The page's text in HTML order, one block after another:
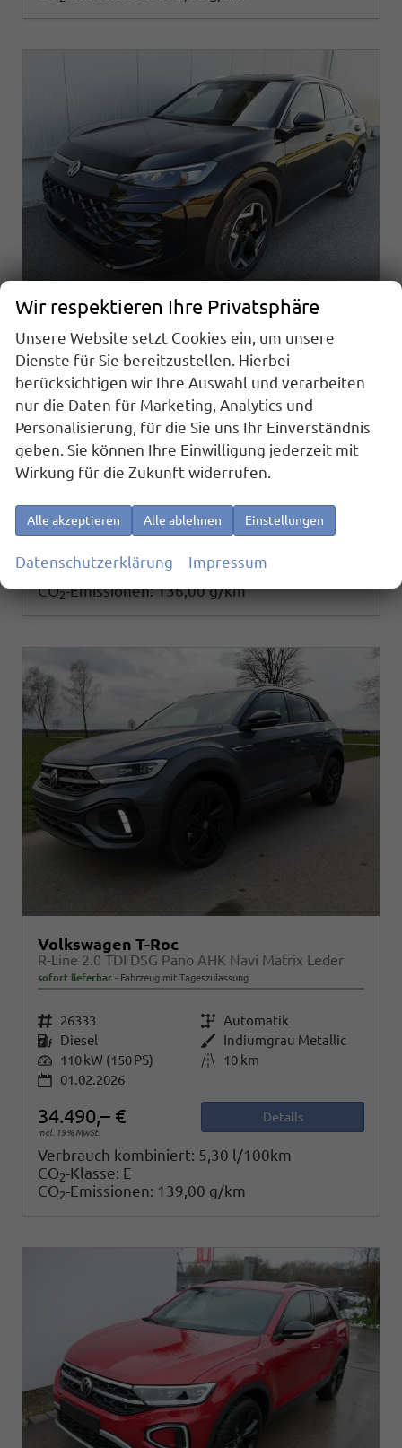
Volkswagen T-Roc
sofort lieferbar Neuwagen
Fahrzeugnr.26459 GetriebeAutomatik
KraftstoffBenzin Außenfarbe
Grenadillschwarz Metallic
Leistung110 kW (150 PS) Kilometerstand10 km
33.890,– € Details
Verbrauch kombiniert:
CO -Klasse: E
CO2-Emissionen:136,00 g/km
Volkswagen T-Roc
R-Line 2.0 TDI DSG Pano AHK Navi Matrix Leder
sofort lieferbar Fahrzeug mit Tageszulassung
Fahrzeugnr. 26333 Getriebe Automatik
Kraftstoff Diesel Außenfarbe Indiumgrau Metallic
Leistung 110 kW (150 PS) Kilometerstand
10 km
01.02.2026
34.490,– €
incl. 19% MwSt.
Details
Verbrauch kombiniert: 5,30 l/100km
CO2-Klasse: E
CO2-Emissionen: 139,00 g/km
Wir respektieren Ihre Privatsphäre
Unsere Website setzt Cookies ein, um unsere
Dienste für Sie bereitzustellen. Hierbei
berücksichtigen wir Ihre Auswahl und verarbeiten
nur die Daten für Marketing, Analytics und
Personalisierung, für die Sie uns Ihr Einverständnis
geben. Sie können Ihre Einwilligung jederzeit mit
Wirkung für die Zukunft widerrufen.
Alle akzeptieren Alle ablehnen Einstellungen
Datenschutzerklärung Impressum